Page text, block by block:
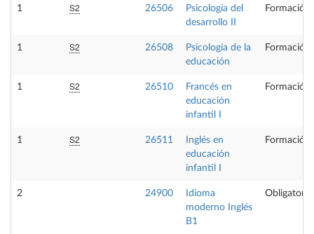
1 S2 26506
Psicología del
desarrollo II
Formación
1 S2 26508
Psicología de la
educación
Formación
1 S2 26510
Francés en
educación
infantil I
Formación
1 S2 26511
Inglés en
educación
infantil I
Formación
2 24900
Idioma
moderno Inglés
B1
Obligatoria